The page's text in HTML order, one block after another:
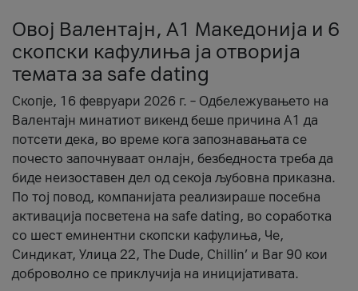
Овој Валентајн, A1 Македонија и 6
скопски кафулиња ја отворија
темата за safe dating
Скопје, 16 февруари 2026 г. – Одбележувањето на
Валентајн минатиот викенд беше причина А1 да
потсети дека, во време кога запознавањата се
почесто започнуваат онлајн, безбедноста треба да
биде неизоставен дел од секоја љубовна приказна.
По тој повод, компанијата реализираше посебна
активација посветена на safe dating, во соработка
со шест еминентни скопски кафулиња, Че,
Синдикат, Улица 22, The Dude, Chillin’ и Bar 90 кои
доброволно се приклучија на иницијативата.